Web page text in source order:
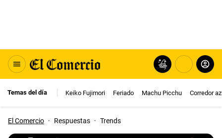
Temas del día Keiko Fujimori Feriado Machu Picchu Corredor
El Comercio · Respuestas · Trends